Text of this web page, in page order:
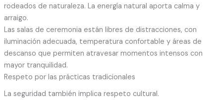
rodeados de naturaleza. La energía natural aporta calma y
arraigo.
Las salas de ceremonia están libres de distracciones, con
iluminación adecuada, temperatura confortable y áreas de
descanso que permiten atravesar momentos intensos con
mayor tranquilidad.
Respeto por las prácticas tradicionales
La seguridad también implica respeto cultural.